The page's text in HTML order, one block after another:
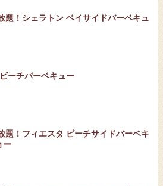
題！シェラトン ベイサイドバーベキュ
ーチバーベキュー
題！フィエスタ ビーチサイドバーベキ
ー